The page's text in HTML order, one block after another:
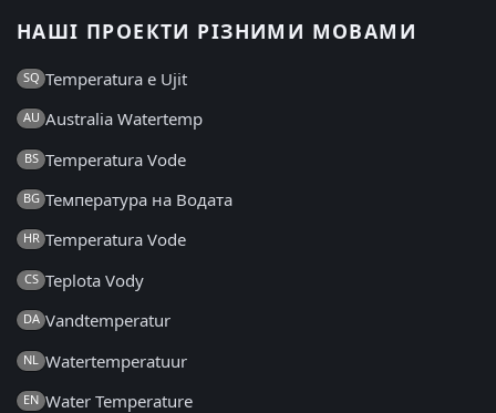
НАШІ ПРОЕКТИ РІЗНИМИ МОВАМИ
SQ Temperatura e Ujit
AU Australia Watertemp
BS Temperatura Vode
BG Температура на Водата
HR Temperatura Vode
CS Teplota Vody
DA Vandtemperatur
NL Watertemperatuur
EN Water Temperature